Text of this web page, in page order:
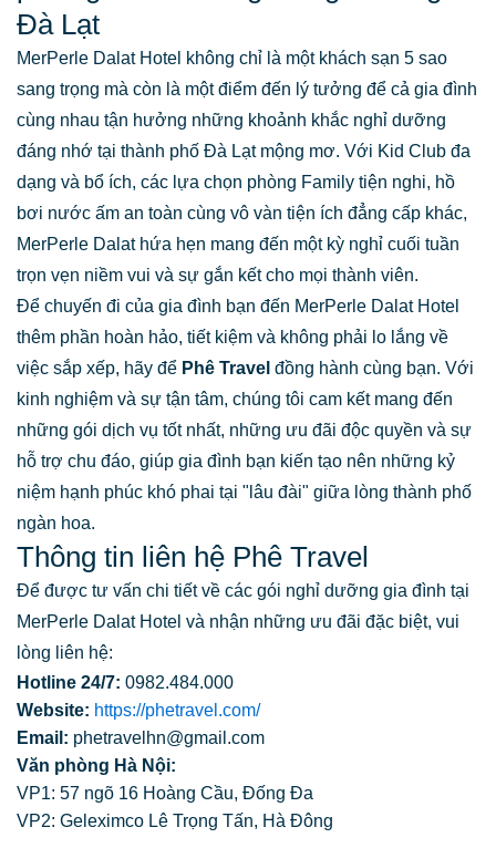
Đà Lạt
MerPerle Dalat Hotel không chỉ là một khách sạn 5 sao
sang trọng mà còn là một điểm đến lý tưởng để cả gia đình
cùng nhau tận hưởng những khoảnh khắc nghỉ dưỡng
đáng nhớ tại thành phố Đà Lạt mộng mơ. Với Kid Club đa
dạng và bổ ích, các lựa chọn phòng Family tiện nghi, hồ
bơi nước ấm an toàn cùng vô vàn tiện ích đẳng cấp khác,
MerPerle Dalat hứa hẹn mang đến một kỳ nghỉ cuối tuần
trọn vẹn niềm vui và sự gắn kết cho mọi thành viên.
Để chuyến đi của gia đình bạn đến MerPerle Dalat Hotel
thêm phần hoàn hảo, tiết kiệm và không phải lo lắng về
việc sắp xếp, hãy để Phê Travel đồng hành cùng bạn. Với
kinh nghiệm và sự tận tâm, chúng tôi cam kết mang đến
những gói dịch vụ tốt nhất, những ưu đãi độc quyền và sự
hỗ trợ chu đáo, giúp gia đình bạn kiến tạo nên những kỷ
niệm hạnh phúc khó phai tại "lâu đài" giữa lòng thành phố
ngàn hoa.
Thông tin liên hệ Phê Travel
Để được tư vấn chi tiết về các gói nghỉ dưỡng gia đình tại
MerPerle Dalat Hotel và nhận những ưu đãi đặc biệt, vui
lòng liên hệ:
Hotline 24/7: 0982.484.000
Website: https://phetravel.com/
Email: phetravelhn@gmail.com
Văn phòng Hà Nội:
VP1: 57 ngõ 16 Hoàng Cầu, Đống Đa
VP2: Geleximco Lê Trọng Tấn, Hà Đông